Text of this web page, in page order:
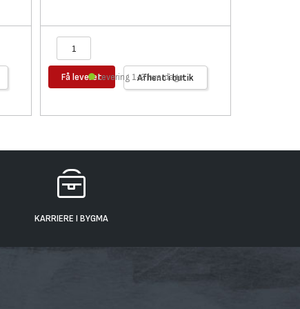
Få leveret Afhent i butik
Levering 1-2 hverdage
KARRIERE I BYGMA